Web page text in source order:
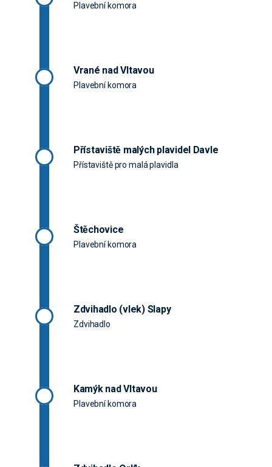
Plavební komora
Vrané nad Vltavou
Plavební komora
Přístaviště malých plavidel Davle
Přístaviště pro malá plavidla
Štěchovice
Plavební komora
Zdvihadlo (vlek) Slapy
Zdvihadlo
Kamýk nad Vltavou
Plavební komora